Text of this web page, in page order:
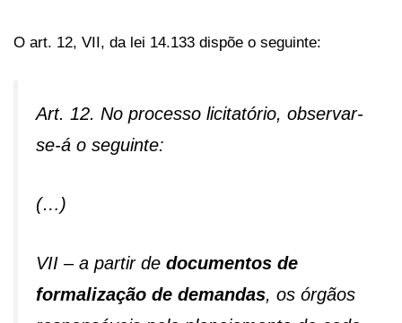
O art. 12, VII, da lei 14.133 dispõe o seguinte:
Art. 12. No processo licitatório, observar-
se-á o seguinte:
(…)
VII – a partir de documentos de
formalização de demandas, os órgãos